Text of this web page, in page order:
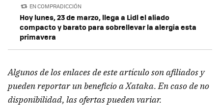
EN COMPRADICCIÓN
Hoy lunes, 23 de marzo, llega a Lidl el aliado
compacto y barato para sobrellevar la alergia esta
primavera
Algunos de los enlaces de este artículo son afiliados y
pueden reportar un beneficio a Xataka. En caso de no
disponibilidad, las ofertas pueden variar.